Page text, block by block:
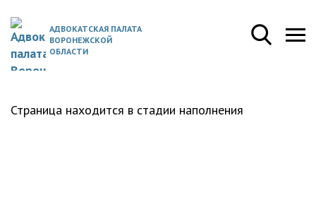
АДВОКАТСКАЯ ПАЛАТА
ВОРОНЕЖСКОЙ
ОБЛАСТИ
Страница находится в стадии наполнения